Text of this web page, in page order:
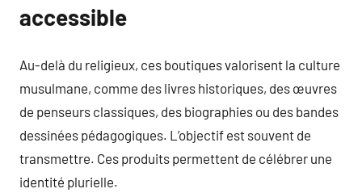
accessible
Au-delà du religieux, ces boutiques valorisent la culture
musulmane, comme des livres historiques, des œuvres
de penseurs classiques, des biographies ou des bandes
dessinées pédagogiques. L’objectif est souvent de
transmettre. Ces produits permettent de célébrer une
identité plurielle.